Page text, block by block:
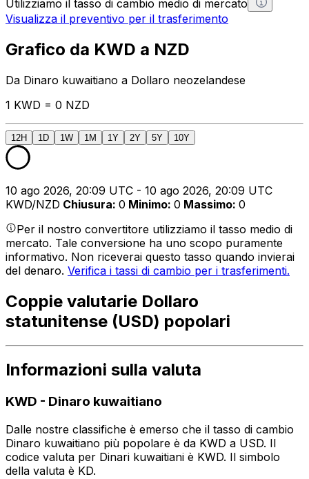
Utilizziamo il tasso di cambio medio di mercato
Visualizza il preventivo per il trasferimento
Grafico da KWD a NZD
Da Dinaro kuwaitiano a Dollaro neozelandese
1 KWD = 0 NZD
12H 1D 1W 1M 1Y 2Y 5Y 10Y
10 ago 2026, 20:09 UTC - 10 ago 2026, 20:09 UTC
KWD/NZD Chiusura: 0 Minimo: 0 Massimo: 0
Per il nostro convertitore utilizziamo il tasso medio di
mercato. Tale conversione ha uno scopo puramente
informativo. Non riceverai questo tasso quando invierai
del denaro. Verifica i tassi di cambio per i trasferimenti.
Coppie valutarie Dollaro
statunitense (USD) popolari
Informazioni sulla valuta
KWD - Dinaro kuwaitiano
Dalle nostre classifiche è emerso che il tasso di cambio
Dinaro kuwaitiano più popolare è da KWD a USD. Il
codice valuta per Dinari kuwaitiani è KWD. Il simbolo
della valuta è KD.